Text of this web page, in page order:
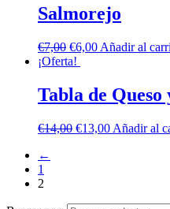
Salmorejo
€7,00 €6,00 Añadir al
¡Oferta!
Tabla de
€14,00 €13,00 Añadir al
←
1
2